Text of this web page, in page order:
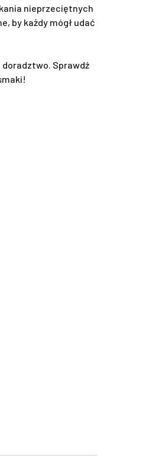
nieprzeciętnych
by każdy mógł udać
Sprawdź